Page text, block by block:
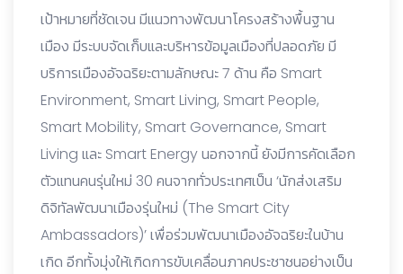
เป้าหมายที่ชัดเจน มีแนวทางพัฒนาโครงสร้างพื้นฐาน
เมือง มีระบบจัดเก็บและบริหารข้อมูลเมืองที่ปลอดภัย มี
บริการเมืองอัจฉริยะตามลักษณะ 7 ด้าน คือ Smart
Environment, Smart Living, Smart People,
Smart Mobility, Smart Governance, Smart
Living และ Smart Energy นอกจากนี้ ยังมีการคัดเลือก
ตัวแทนคนรุ่นใหม่ 30 คนจากทั่วประเทศเป็น ‘นักส่งเสริม
ดิจิทัลพัฒนาเมืองรุ่นใหม่ (The Smart City
Ambassadors)’ เพื่อร่วมพัฒนาเมืองอัจฉริยะในบ้าน
เกิด อีกทั้งมุ่งให้เกิดการขับเคลื่อนภาคประชาชนอย่างเป็น